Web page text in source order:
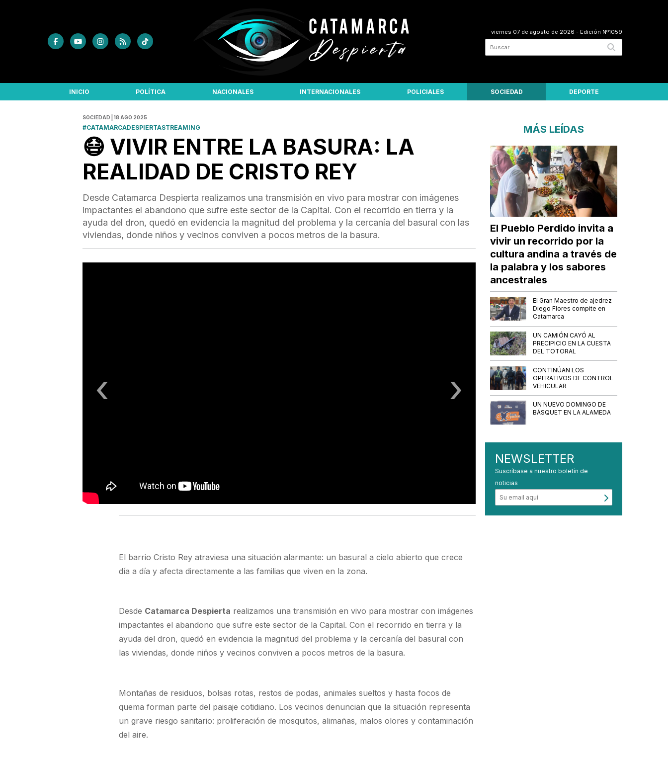
viernes 07 de agosto de 2026 - Edición Nº1059
INICIO POLÍTICA NACIONALES INTERNACIONALES POLICIALES SOCIEDAD DEPORTE
SOCIEDAD | 18 AGO 2025
#CATAMARCADESPIERTASTREAMING
😷 VIVIR ENTRE LA BASURA: LA
REALIDAD DE CRISTO REY
Desde Catamarca Despierta realizamos una transmisión en vivo para mostrar con imágenes
impactantes el abandono que sufre este sector de la Capital. Con el recorrido en tierra y la
ayuda del dron, quedó en evidencia la magnitud del problema y la cercanía del basural con las
viviendas, donde niños y vecinos conviven a pocos metros de la basura.
‹ ›
El barrio Cristo Rey atraviesa una situación alarmante: un basural a cielo abierto que crece
día a día y afecta directamente a las familias que viven en la zona.
Desde Catamarca Despierta realizamos una transmisión en vivo para mostrar con imágenes
impactantes el abandono que sufre este sector de la Capital. Con el recorrido en tierra y la
ayuda del dron, quedó en evidencia la magnitud del problema y la cercanía del basural con
las viviendas, donde niños y vecinos conviven a pocos metros de la basura.
Montañas de residuos, bolsas rotas, restos de podas, animales sueltos y hasta focos de
quema forman parte del paisaje cotidiano. Los vecinos denuncian que la situación representa
un grave riesgo sanitario: proliferación de mosquitos, alimañas, malos olores y contaminación
del aire.
MÁS LEÍDAS
El Pueblo Perdido invita a
vivir un recorrido por la
cultura andina a través de
la palabra y los sabores
ancestrales
El Gran Maestro de ajedrez
Diego Flores compite en
Catamarca
UN CAMIÓN CAYÓ AL
PRECIPICIO EN LA CUESTA
DEL TOTORAL
CONTINÚAN LOS
OPERATIVOS DE CONTROL
VEHICULAR
UN NUEVO DOMINGO DE
BÁSQUET EN LA ALAMEDA
NEWSLETTER
Suscríbase a nuestro boletín de
noticias